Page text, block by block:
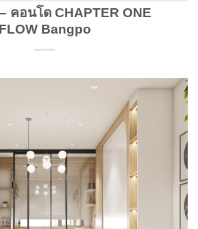
คอนโด CHAPTER ONE
FLOW Bangpo